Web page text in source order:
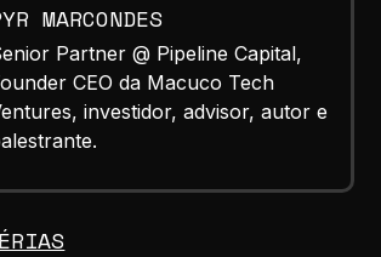
MARCONDES
Partner @ Pipeline Capital,
CEO da Macuco Tech
investidor, advisor, autor e